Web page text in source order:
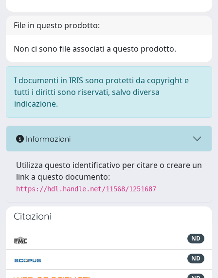
File in questo prodotto:
Non ci sono file associati a questo prodotto.
I documenti in IRIS sono protetti da copyright e
tutti i diritti sono riservati, salvo diversa
indicazione.
Informazioni
Utilizza questo identificativo per citare o creare un
link a questo documento:
https://hdl.handle.net/11568/1251687
Citazioni
ND
ND